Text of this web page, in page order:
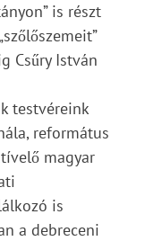
is részt
Csűry István
testvéreink
református
magyar
is
a debreceni